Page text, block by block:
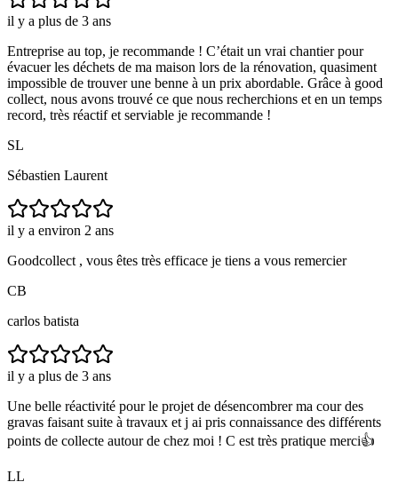
il y a plus de 3 ans
Entreprise au top, je recommande ! C’était un vrai chantier pour
évacuer les déchets de ma maison lors de la rénovation, quasiment
impossible de trouver une benne à un prix abordable. Grâce à good
collect, nous avons trouvé ce que nous recherchions et en un temps
record, très réactif et serviable je recommande !
SL
Sébastien Laurent
il y a environ 2 ans
Goodcollect , vous êtes très efficace je tiens a vous remercier
CB
carlos batista
il y a plus de 3 ans
Une belle réactivité pour le projet de désencombrer ma cour des
gravas faisant suite à travaux et j ai pris connaissance des différents
points de collecte autour de chez moi ! C est très pratique merci👍
LL